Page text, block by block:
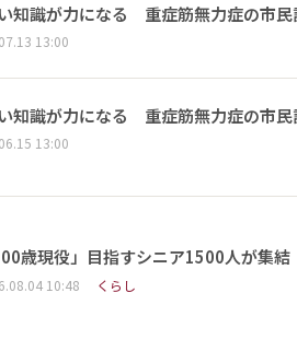
知識が力になる 重症筋無力症の市
13:00
知識が力になる 重症筋無力症の市
13:00
歳現役」目指すシニア1500人が集
10:48 くらし